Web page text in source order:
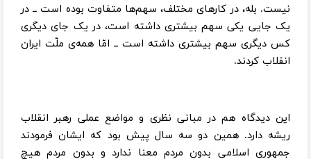
نیست. بله، در کارهای مختلف، سهم‌ها متفاوت بوده است ــ در
یک جایی یکی سهم بیشتری داشته است، در یک جای دیگری
کس دیگری سهم بیشتری داشته است ــ امّا همه‌ی ملّت ایران
انقلاب کردند.
این دیدگاه هم در مبانی نظری و مواضع عملی رهبر انقلاب
ریشه دارد. همین دو سه سال پیش بود که ایشان فرمودند
جمهوری اسلامی بدون مردم معنا ندارد و بدون مردم هیچ